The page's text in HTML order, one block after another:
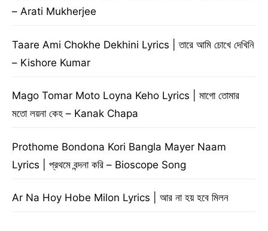
– Arati Mukherjee
Taare Ami Chokhe Dekhini Lyrics | তারে আমি চোখে দেখিনি
– Kishore Kumar
Mago Tomar Moto Loyna Keho Lyrics | মাগো তোমার
মতো লয়না কেহ – Kanak Chapa
Prothome Bondona Kori Bangla Mayer Naam
Lyrics | প্রথমে বন্দনা করি – Bioscope Song
Ar Na Hoy Hobe Milon Lyrics | আর না হয় হবে মিলন